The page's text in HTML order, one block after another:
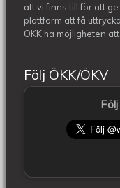
att vi finns till för att
plattform att få
ÖKK ha möjligheten
Följ ÖKK/ÖKV